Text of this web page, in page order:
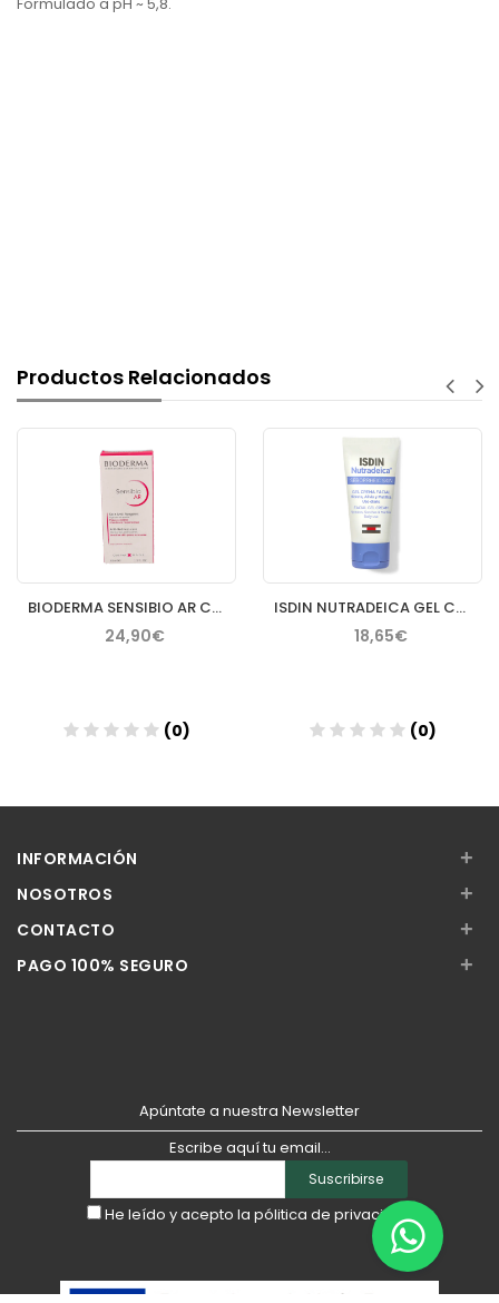
Productos Relacionados
BIODERMA SENSIBIO AR CREMA 40 ML
24,90€
(0)
ISDIN NUTRADEICA GEL CREMA FACIAL PIEL SEBORREICA 50 ML
18,65€
(0)
INFORMACIÓN +
NOSOTROS +
CONTACTO +
PAGO 100% SEGURO +
Apúntate a nuestra Newsletter
Escribe aquí tu email...
Suscribirse
He leído y acepto la pólitica de privacidad